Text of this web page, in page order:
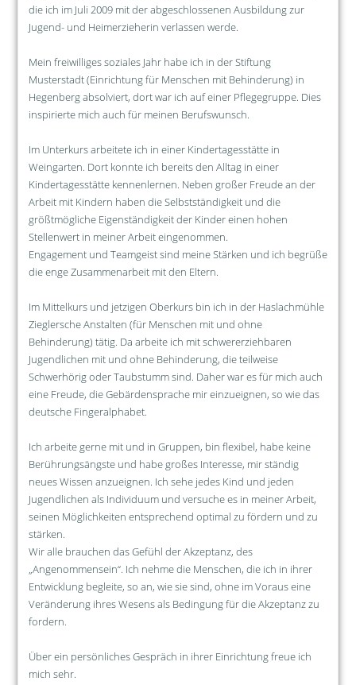
die ich im Juli 2009 mit der abgeschlossenen Ausbildung zur
Jugend- und Heimerzieherin verlassen werde.
Mein freiwilliges soziales Jahr habe ich in der Stiftung
Musterstadt (Einrichtung für Menschen mit Behinderung) in
Hegenberg absolviert, dort war ich auf einer Pflegegruppe. Dies
inspirierte mich auch für meinen Berufswunsch.
Im Unterkurs arbeitete ich in einer Kindertagesstätte in
Weingarten. Dort konnte ich bereits den Alltag in einer
Kindertagesstätte kennenlernen. Neben großer Freude an der
Arbeit mit Kindern haben die Selbstständigkeit und die
größtmögliche Eigenständigkeit der Kinder einen hohen
Stellenwert in meiner Arbeit eingenommen.
Engagement und Teamgeist sind meine Stärken und ich begrüße
die enge Zusammenarbeit mit den Eltern.
Im Mittelkurs und jetzigen Oberkurs bin ich in der Haslachmühle
Zieglersche Anstalten (für Menschen mit und ohne
Behinderung) tätig. Da arbeite ich mit schwererziehbaren
Jugendlichen mit und ohne Behinderung, die teilweise
Schwerhörig oder Taubstumm sind. Daher war es für mich auch
eine Freude, die Gebärdensprache mir einzueignen, so wie das
deutsche Fingeralphabet.
Ich arbeite gerne mit und in Gruppen, bin flexibel, habe keine
Berührungsängste und habe großes Interesse, mir ständig
neues Wissen anzueignen. Ich sehe jedes Kind und jeden
Jugendlichen als Individuum und versuche es in meiner Arbeit,
seinen Möglichkeiten entsprechend optimal zu fördern und zu
stärken.
Wir alle brauchen das Gefühl der Akzeptanz, des
„Angenommensein“. Ich nehme die Menschen, die ich in ihrer
Entwicklung begleite, so an, wie sie sind, ohne im Voraus eine
Veränderung ihres Wesens als Bedingung für die Akzeptanz zu
fordern.
Über ein persönliches Gespräch in ihrer Einrichtung freue ich
mich sehr.